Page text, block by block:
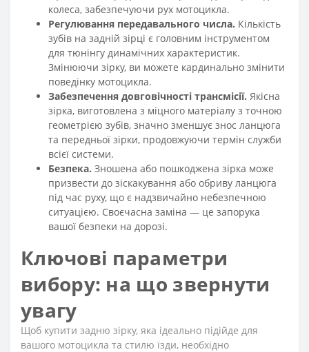
колеса, забезпечуючи рух мотоцикла.
Регулювання передавального числа. Кількість
зубів на задній зірці є головним інструментом
для тюнінгу динамічних характеристик.
Змінюючи зірку, ви можете кардинально змінити
поведінку мотоцикла.
Забезпечення довговічності трансмісії. Якісна
зірка, виготовлена з міцного матеріалу з точною
геометрією зубів, значно зменшує знос ланцюга
та передньої зірки, продовжуючи термін служби
всієї системи.
Безпека. Зношена або пошкоджена зірка може
призвести до зіскакування або обриву ланцюга
під час руху, що є надзвичайно небезпечною
ситуацією. Своєчасна заміна — це запорука
вашої безпеки на дорозі.
Ключові параметри
вибору: на що звернути
увагу
Щоб купити задню зірку, яка ідеально підійде для
вашого мотоцикла та стилю їзди, необхідно